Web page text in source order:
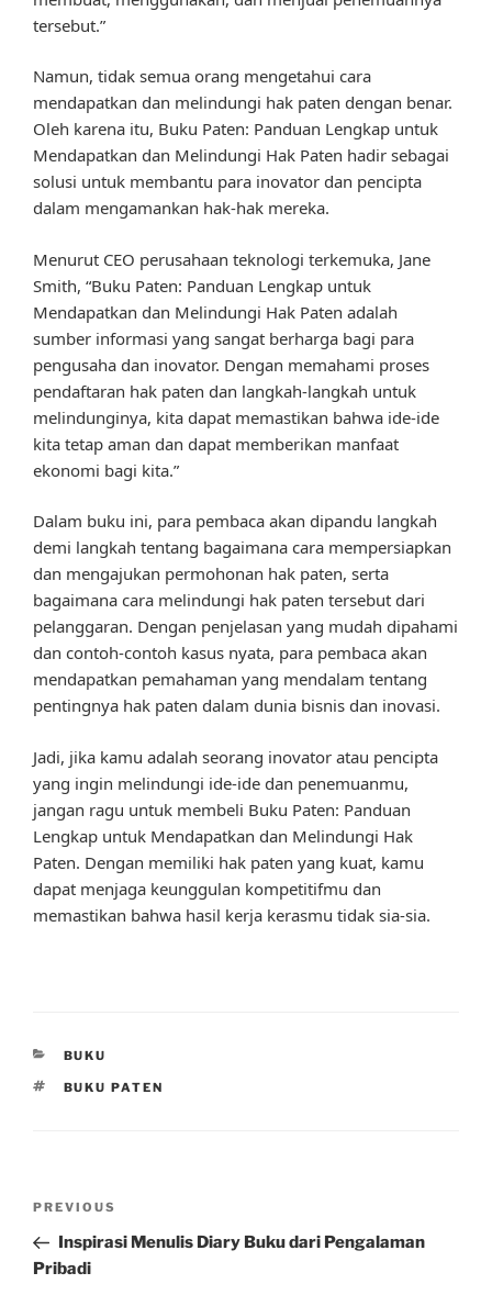
tersebut.”
Namun, tidak semua orang mengetahui cara
mendapatkan dan melindungi hak paten dengan benar.
Oleh karena itu, Buku Paten: Panduan Lengkap untuk
Mendapatkan dan Melindungi Hak Paten hadir sebagai
solusi untuk membantu para inovator dan pencipta
dalam mengamankan hak-hak mereka.
Menurut CEO perusahaan teknologi terkemuka, Jane
Smith, “Buku Paten: Panduan Lengkap untuk
Mendapatkan dan Melindungi Hak Paten adalah
sumber informasi yang sangat berharga bagi para
pengusaha dan inovator. Dengan memahami proses
pendaftaran hak paten dan langkah-langkah untuk
melindunginya, kita dapat memastikan bahwa ide-ide
kita tetap aman dan dapat memberikan manfaat
ekonomi bagi kita.”
Dalam buku ini, para pembaca akan dipandu langkah
demi langkah tentang bagaimana cara mempersiapkan
dan mengajukan permohonan hak paten, serta
bagaimana cara melindungi hak paten tersebut dari
pelanggaran. Dengan penjelasan yang mudah dipahami
dan contoh-contoh kasus nyata, para pembaca akan
mendapatkan pemahaman yang mendalam tentang
pentingnya hak paten dalam dunia bisnis dan inovasi.
Jadi, jika kamu adalah seorang inovator atau pencipta
yang ingin melindungi ide-ide dan penemuanmu,
jangan ragu untuk membeli Buku Paten: Panduan
Lengkap untuk Mendapatkan dan Melindungi Hak
Paten. Dengan memiliki hak paten yang kuat, kamu
dapat menjaga keunggulan kompetitifmu dan
memastikan bahwa hasil kerja kerasmu tidak sia-sia.
CATEGORIES
BUKU
TAGS
BUKU PATEN
Previous
Post
PREVIOUS
Inspirasi Menulis Diary Buku dari Pengalaman
Pribadi